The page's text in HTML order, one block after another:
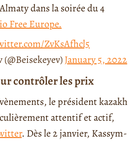
dans la soirée du 4
Free Europe.
ZvKsAfhcl5
January 5, 2022
contrôler les prix
le président kazakh
attentif et actif,
. Dès le 2 janvier, Kassym-